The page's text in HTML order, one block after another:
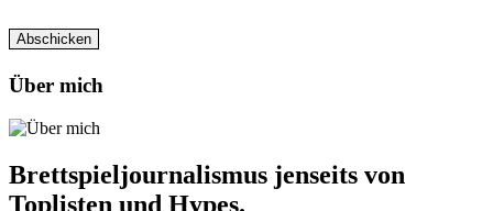
Über mich
Brettspieljournalismus jenseits von
Toplisten und Hypes.